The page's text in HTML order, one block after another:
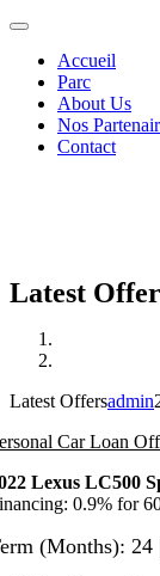
Passer
contenu
Toggle
NavigationAccueil
Parc
About Us
Nos
Contact
Latest
Latest Offersadmin
Car Loan
Lexus LC500
0.9% for
(Months):